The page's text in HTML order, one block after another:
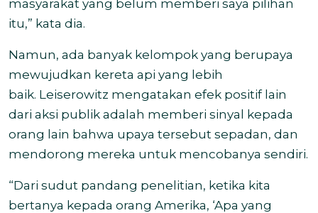
masyarakat yang belum memberi saya pilihan
itu,” kata dia.
Namun, ada banyak kelompok yang berupaya
mewujudkan kereta api yang lebih
baik. Leiserowitz mengatakan efek positif lain
dari aksi publik adalah memberi sinyal kepada
orang lain bahwa upaya tersebut sepadan, dan
mendorong mereka untuk mencobanya sendiri.
“Dari sudut pandang penelitian, ketika kita
bertanya kepada orang Amerika, ‘Apa yang